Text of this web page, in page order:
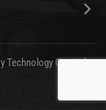
Technology Co., Ltd.